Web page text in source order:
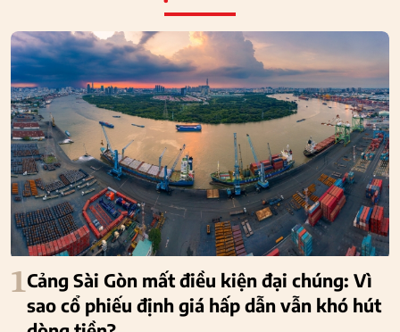
1Cảng Sài Gòn mất điều kiện đại chúng: Vì
sao cổ phiếu định giá hấp dẫn vẫn khó hút